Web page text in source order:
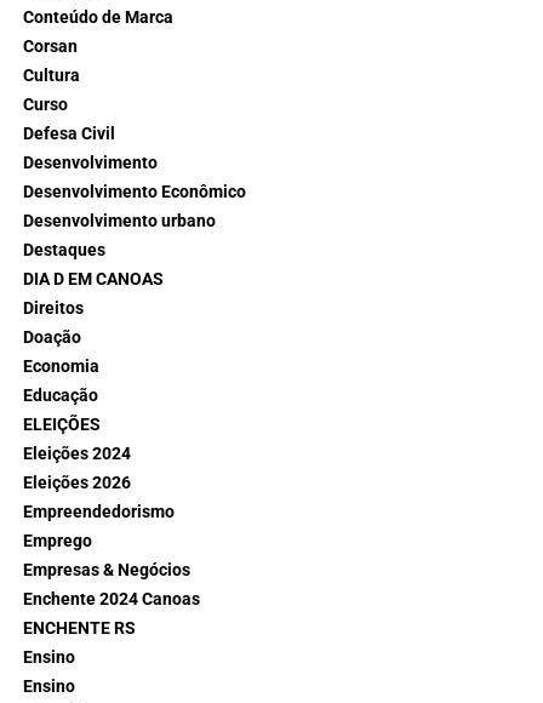
Conteúdo de Marca
Corsan
Cultura
Curso
Defesa Civil
Desenvolvimento
Desenvolvimento Econômico
Desenvolvimento urbano
Destaques
DIA D EM CANOAS
Direitos
Doação
Economia
Educação
ELEIÇÕES
Eleições 2024
Eleições 2026
Empreendedorismo
Emprego
Empresas & Negócios
Enchente 2024 Canoas
ENCHENTE RS
Ensino
Ensino